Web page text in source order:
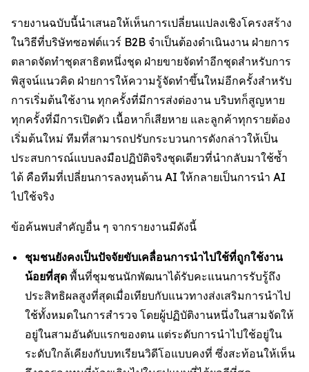
รายงานฉบับนี้นำเสนอให้เห็นการเปลี่ยนแปลงเชิงโครงสร้าง
ในวิธีที่บริษัทซอฟต์แวร์ B2B จำเป็นต้องดำเนินงาน ฝ่ายการ
ตลาดจัดทำชุดสาธิตหนึ่งชุด ฝ่ายขายจัดทำอีกชุดสำหรับการ
พิสูจน์แนวคิด ฝ่ายการให้ความรู้จัดทำขึ้นใหม่อีกครั้งสำหรับ
การเริ่มต้นใช้งาน ทุกครั้งที่มีการส่งต่องาน บริบทก็สูญหาย
ทุกครั้งที่มีการเปิดตัว เนื้อหาก็เสียหาย และลูกค้าทุกรายต้อง
เริ่มต้นใหม่ ทีมที่สามารถปรับกระบวนการดังกล่าวให้เป็น
ประสบการณ์แบบลงมือปฏิบัติจริงชุดเดียวที่นำกลับมาใช้ซ้ำ
ได้ คือทีมที่เปลี่ยนการลงทุนด้าน AI ให้กลายเป็นการนำ AI
ไปใช้จริง
ข้อค้นพบสำคัญอื่น ๆ จากรายงานมีดังนี้
ชุมชนยังคงเป็นปัจจัยขับเคลื่อนการนำไปใช้ที่ถูกใช้งาน
น้อยที่สุด พื้นที่ชุมชนนักพัฒนาได้รับคะแนนการรับรู้ถึง
ประสิทธิผลสูงที่สุดเมื่อเทียบกับแนวทางส่งเสริมการนำไป
ใช้ทั้งหมดในการสำรวจ โดยผู้ปฏิบัติงานหนึ่งในสามจัดให้
อยู่ในสามอันดับแรกของตน แต่ระดับการนำไปใช้อยู่ใน
ระดับใกล้เคียงกับบทเรียนวิดีโอแบบคงที่ ซึ่งสะท้อนให้เห็น